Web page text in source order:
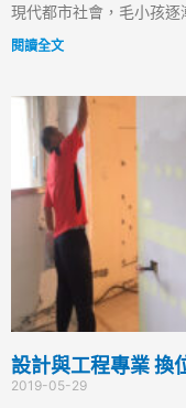
現代都市社會，毛小孩
閱讀全文
設計與工程專業 換
2019-05-29